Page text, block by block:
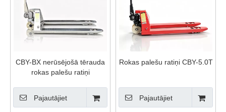
CBY-BX nerūsējošā tērauda
rokas palešu ratiņi
Pajautājiet
Rokas palešu ratiņi CBY-5.0T
Pajautājiet